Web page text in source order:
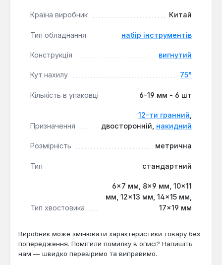
Висока міцність:
Виготовлення з хром-
ванадієвої сталі забезпечує довговічність та
стійкість до навантажень.
кутом 75° дозволяє працювати в обмежених
ризик пошкодження граней кріплення.
Зручне зберігання:Пластиковий футляр для
транспортування.
Універсальність:
Набір включає ключі для
Цей набір накидних ключів є практичним рішенням
домашнього використання, де потрібен надійний та
функціональний інструмент для монтажу та
демонтажу кріплень.
Країна виробник Китай
Тип обладнання набір інструментів
Конструкція вигнутий
Кут нахилу 75°
Кількість в упаковці 6-19 мм - 6 шт
Призначення
12-ти гранний
двосторонній, накидний
Розмірність метрична
Тип стандартний
Тип хвостовика
6×7 мм, 8×9 мм, 10×11
мм, 12×13 мм, 14×15 мм,
17×19 мм
Виробник може змінювати характеристики товару без
попередження. Помітили помилку в описі? Напишіть
нам — швидко перевіримо та виправимо.